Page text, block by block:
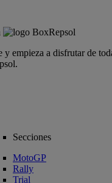
y empieza a disfrutar de
Secciones
MotoGP
Rally
Trial